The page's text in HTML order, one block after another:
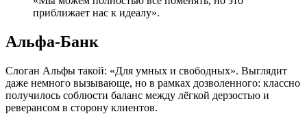
приближает нас к идеалу».
Альфа-Банк
Слоган Альфы такой: «Для умных и свободных». Выглядит
даже немного вызывающе, но в рамках дозволенного: классно
получилось соблюсти баланс между лёгкой дерзостью и
реверансом в сторону клиентов.